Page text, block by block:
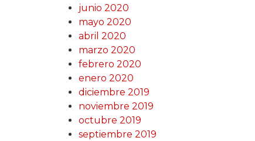
junio 2020
mayo 2020
abril 2020
marzo 2020
febrero 2020
enero 2020
diciembre 2019
noviembre 2019
octubre 2019
septiembre 2019